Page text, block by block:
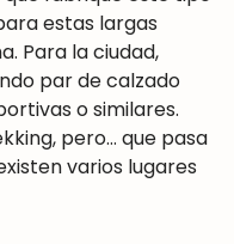
estas largas
Para la ciudad,
par de calzado
o similares.
pero… que pasa
varios lugares